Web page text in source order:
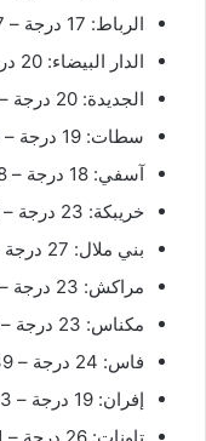
الرباط: 17 درجة – 27 درجة
الدار البيضاء: 20 درجة – 24 درجة
الجديدة: 20 درجة – 25 درجة
سطات: 19 درجة – 36 درجة
آسفي: 18 درجة – 28 درجة
خريبكة: 23 درجة – 38 درجة
بني ملال: 27 درجة – 38 درجة
مراكش: 23 درجة – 41 درجة
مكناس: 23 درجة – 39 درجة
فاس: 24 درجة – 39 درجة
إفران: 19 درجة – 13 درجة